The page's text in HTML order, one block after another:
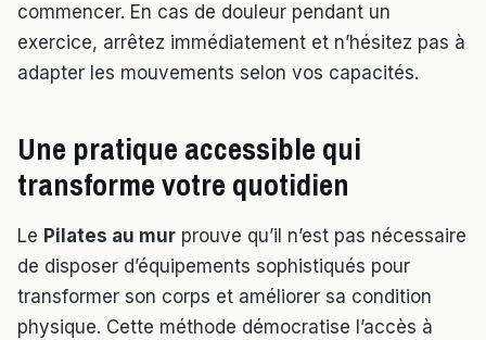
commencer. En cas de douleur pendant un
exercice, arrêtez immédiatement et n’hésitez pas à
adapter les mouvements selon vos capacités.
Une pratique accessible qui
transforme votre quotidien
Le Pilates au mur prouve qu’il n’est pas nécessaire
de disposer d’équipements sophistiqués pour
transformer son corps et améliorer sa condition
physique. Cette méthode démocratise l’accès à